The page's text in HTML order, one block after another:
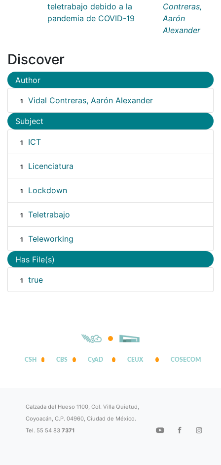
teletrabajo debido a la
pandemia de COVID-19
Contreras,
Aarón
Alexander
Discover
Author
1 Vidal Contreras, Aarón Alexander
Subject
1 ICT
1 Licenciatura
1 Lockdown
1 Teletrabajo
1 Teleworking
Has File(s)
1 true
CSH CBS CyAD CEUX COSECOM
Calzada del Hueso 1100, Col. Villa Quietud,
Coyoacán, C.P. 04960, Ciudad de México.
Tel. 55 54 837371